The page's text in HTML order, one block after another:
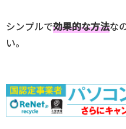
シンプルで効果的な方法な
い。